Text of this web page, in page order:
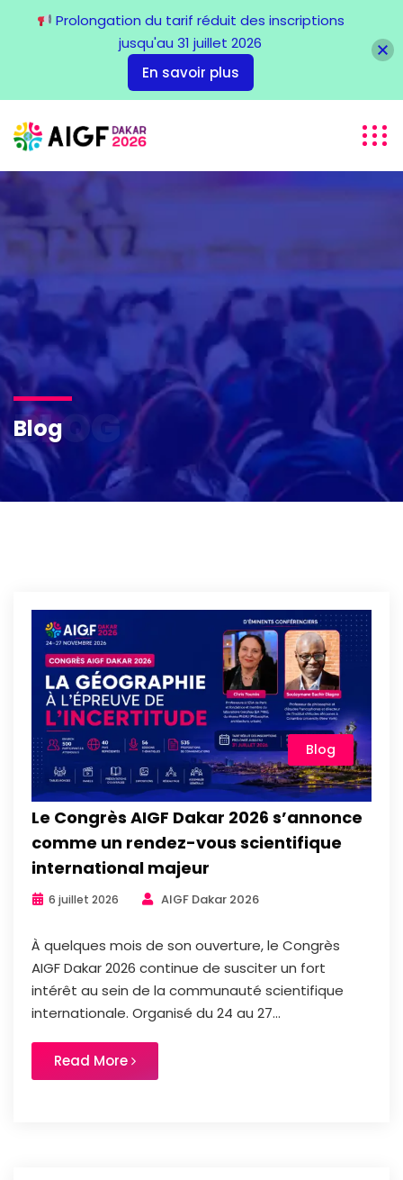
Blog
BLOG
Blog
Le Congrès AIGF Dakar 2026 s’annonce
comme un rendez-vous scientifique
international majeur
6 juillet 2026 AIGF Dakar 2026
À quelques mois de son ouverture, le Congrès
AIGF Dakar 2026 continue de susciter un fort
intérêt au sein de la communauté scientifique
internationale. Organisé du 24 au 27...
Read More
Prolongation du tarif réduit des inscriptions
jusqu'au 31 juillet 2026
En savoir plus